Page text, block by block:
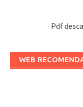
Pdf
WEB